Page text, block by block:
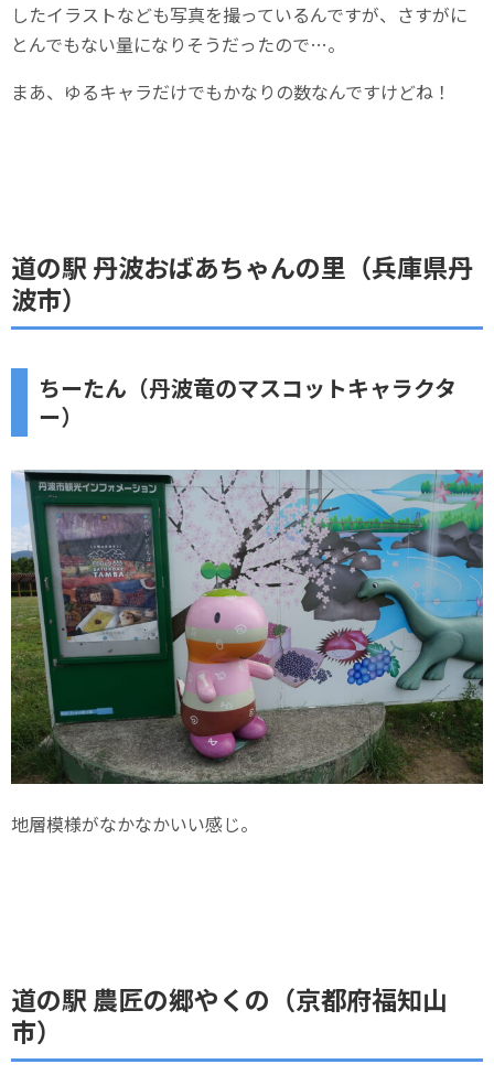
したイラストなども写真を撮っているんですが、さすがに
とんでもない量になりそうだったので…。
まあ、ゆるキャラだけでもかなりの数なんですけどね！
道の駅 丹波おばあちゃんの里（兵庫県丹
波市）
ちーたん（丹波竜のマスコットキャラクタ
ー）
地層模様がなかなかいい感じ。
道の駅 農匠の郷やくの（京都府福知山
市）